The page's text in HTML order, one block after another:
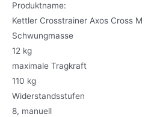
Produktname:
Kettler Crosstrainer Axos Cross M
Schwungmasse
12 kg
maximale Tragkraft
110 kg
Widerstandsstufen
8, manuell